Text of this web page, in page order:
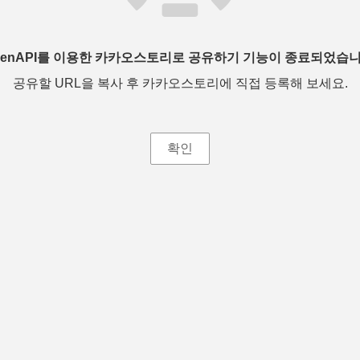
를 이용한 카카오스토리로 공유하기 기능이 종료되었습
공유할 URL을 복사 후 카카오스토리에 직접 등록해 보세요.
확인